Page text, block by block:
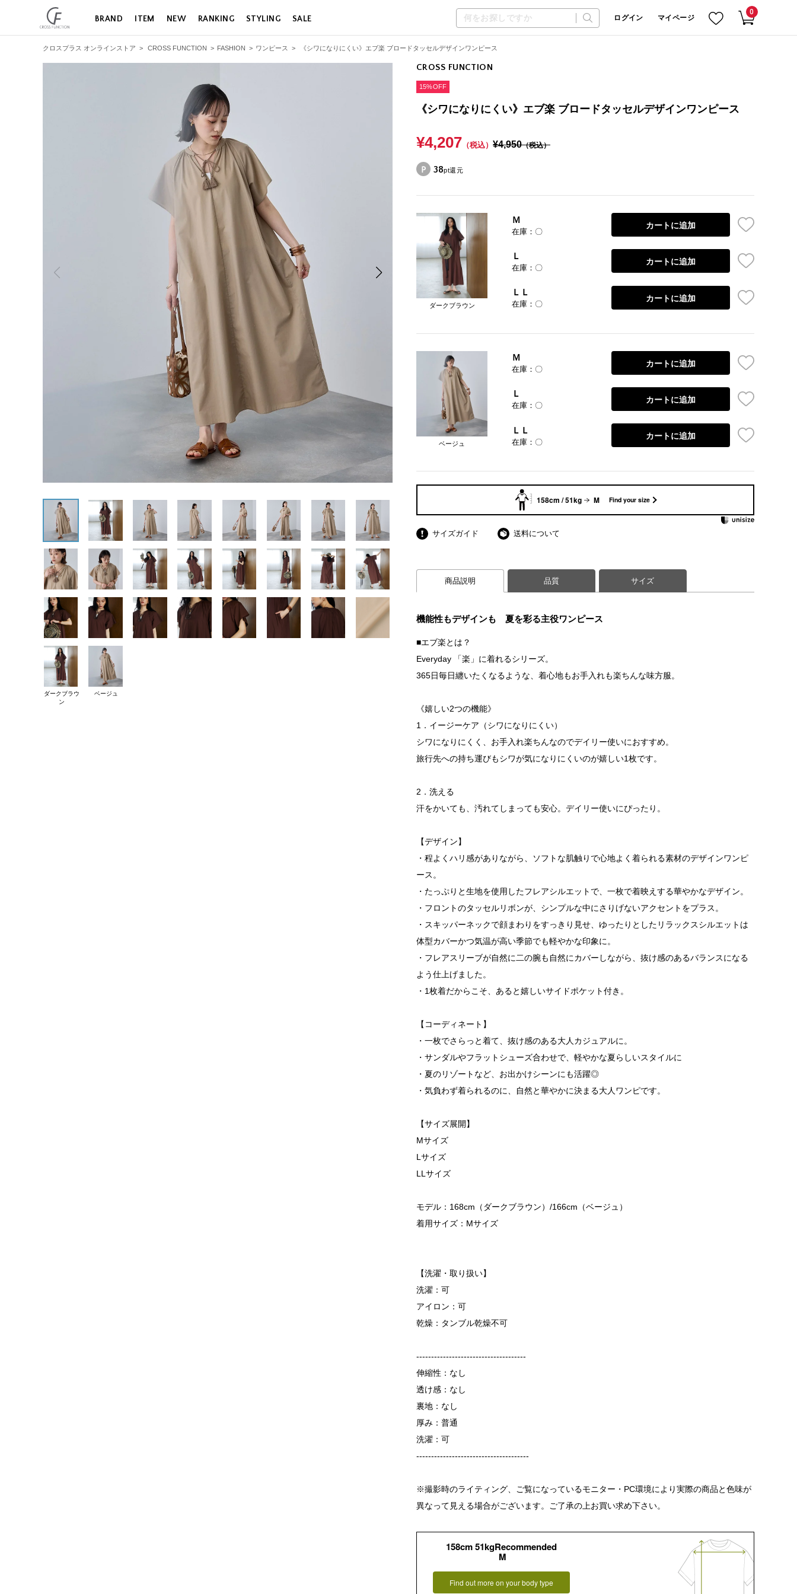
BRAND ITEM NEW RANKING STYLING SALE ログイン マイページ
0
クロスプラス オンラインストア > CROSS FUNCTION > FASHION > ワンピース > 《シワになりにくい》エブ楽 ブロードタッセルデザインワンピース
ダークブラウ
ン
ベージュ
CROSS FUNCTION
15%OFF
《シワになりにくい》エブ楽 ブロードタッセルデザインワンピース
¥4,207 （税込） ¥4,950（税込）
38pt還元
ダークブラウン
Ｍ
在庫：〇
カートに追加
Ｌ
在庫：〇
カートに追加
ＬＬ
在庫：〇
カートに追加
ベージュ
Ｍ
在庫：〇
カートに追加
Ｌ
在庫：〇
カートに追加
ＬＬ
在庫：〇
カートに追加
158cm / 51kg M Find your size
サイズガイド 送料について
商品説明 品質 サイズ
機能性もデザインも 夏を彩る主役ワンピース
■エブ楽とは？
Everyday 「楽」に着れるシリーズ。
365日毎日纏いたくなるような、着心地もお手入れも楽ちんな味方服。
《嬉しい2つの機能》
1．イージーケア（シワになりにくい）
シワになりにくく、お手入れ楽ちんなのでデイリー使いにおすすめ。
旅行先への持ち運びもシワが気になりにくいのが嬉しい1枚です。
2．洗える
汗をかいても、汚れてしまっても安心。デイリー使いにぴったり。
【デザイン】
・程よくハリ感がありながら、ソフトな肌触りで心地よく着られる素材のデザインワンピ
ース。
・たっぷりと生地を使用したフレアシルエットで、一枚で着映えする華やかなデザイン。
・フロントのタッセルリボンが、シンプルな中にさりげないアクセントをプラス。
・スキッパーネックで顔まわりをすっきり見せ、ゆったりとしたリラックスシルエットは
体型カバーかつ気温が高い季節でも軽やかな印象に。
・フレアスリーブが自然に二の腕も自然にカバーしながら、抜け感のあるバランスになる
よう仕上げました。
・1枚着だからこそ、あると嬉しいサイドポケット付き。
【コーディネート】
・一枚でさらっと着て、抜け感のある大人カジュアルに。
・サンダルやフラットシューズ合わせで、軽やかな夏らしいスタイルに
・夏のリゾートなど、お出かけシーンにも活躍◎
・気負わず着られるのに、自然と華やかに決まる大人ワンピです。
【サイズ展開】
Mサイズ
Lサイズ
LLサイズ
モデル：168cm（ダークブラウン）/166cm（ベージュ）
着用サイズ：Mサイズ
【洗濯・取り扱い】
洗濯：可
アイロン：可
乾燥：タンブル乾燥不可
-------------------------------------
伸縮性：なし
透け感：なし
裏地：なし
厚み：普通
洗濯：可
--------------------------------------
※撮影時のライティング、ご覧になっているモニター・PC環境により実際の商品と色味が
異なって見える場合がございます。ご了承の上お買い求め下さい。
158cm 51kgRecommended
M
Find out more on your body type